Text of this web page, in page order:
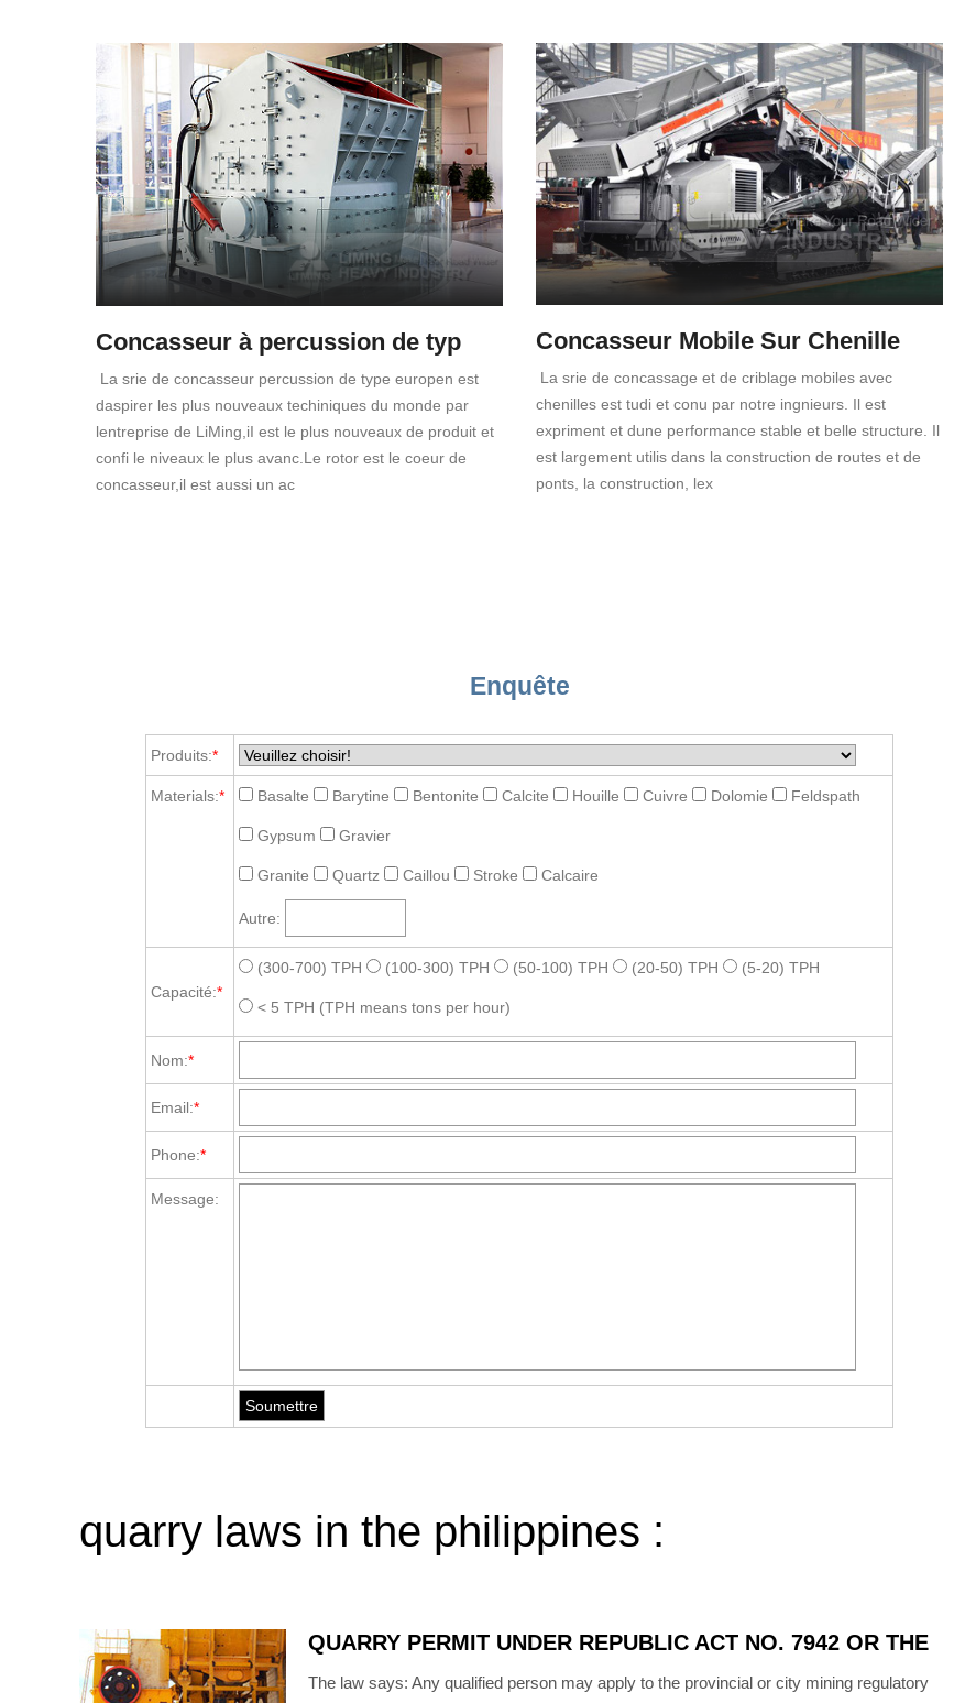
Concasseur à percussion de typ
La srie de concasseur percussion de type europen est
daspirer les plus nouveaux techiniques du monde par
lentreprise de LiMing,iI est le plus nouveaux de produit et
confi le niveaux le plus avanc.Le rotor est le coeur de
concasseur,il est aussi un ac
Concasseur Mobile Sur Chenille
La srie de concassage et de criblage mobiles avec
chenilles est tudi et conu par notre ingnieurs. Il est
expriment et dune performance stable et belle structure. Il
est largement utilis dans la construction de routes et de
ponts, la construction, lex
Enquête
Produits:*
Materials:* Basalte Barytine Bentonite Calcite Houille Cuivre Dolomie Feldspath
Gypsum Gravier
Granite Quartz Caillou Stroke Calcaire
Autre:
Capacité:*
(300-700) TPH (100-300) TPH (50-100) TPH (20-50) TPH (5-20) TPH
< 5 TPH (TPH means tons per hour)
Nom:*
Email:*
Phone:*
Message:
quarry laws in the philippines :
QUARRY PERMIT UNDER REPUBLIC ACT NO. 7942 OR THE
The law says: Any qualified person may apply to the provincial or city mining regulatory